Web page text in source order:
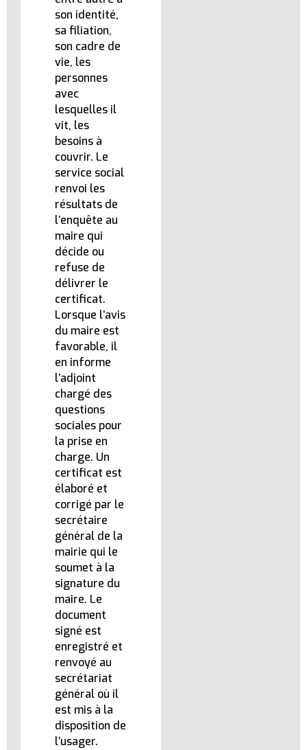
son identité,
sa filiation,
son cadre de
vie, les
personnes
avec
lesquelles il
vit, les
besoins à
couvrir. Le
service social
renvoi les
résultats de
l’enquête au
maire qui
décide ou
refuse de
délivrer le
certificat.
Lorsque l’avis
du maire est
favorable, il
en informe
l’adjoint
chargé des
questions
sociales pour
la prise en
charge. Un
certificat est
élaboré et
corrigé par le
secrétaire
général de la
mairie qui le
soumet à la
signature du
maire. Le
document
signé est
enregistré et
renvoyé au
secrétariat
général où il
est mis à la
disposition de
l’usager.